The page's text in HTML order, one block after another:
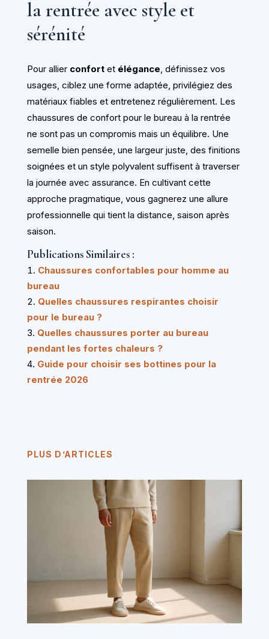
la rentrée avec style et
sérénité
Pour allier confortet élégance, définissez vos
usages, ciblez une forme adaptée, privilégiez des
matériaux fiables et entretenez régulièrement. Les
chaussures de confort pour le bureau à la rentrée
ne sont pas un compromis mais un équilibre. Une
semelle bien pensée, une largeur juste, des finitions
soignées et un style polyvalent suffisent à traverser
la journée avec assurance. En cultivant cette
approche pragmatique, vous gagnerez une allure
professionnelle qui tient la distance, saison après
saison.
Publications Similaires :
Chaussures confortables pour homme au
bureau
Quelles chaussures respirantes choisir
pour le bureau ?
Quelles chaussures porter au bureau
pendant les fortes chaleurs ?
Guide pour choisir ses bottines pour la
rentrée 2026
PLUS D’ARTICLES